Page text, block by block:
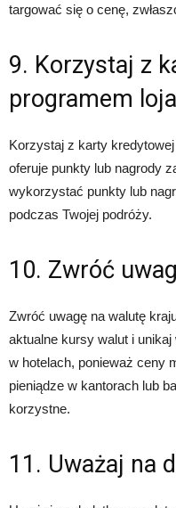
targować się o cenę,
9. Korzystaj z
programem
Korzystaj z karty
oferuje punkty lub nagrody
wykorzystać punkty lub
podczas Twojej podróży.
10. Zwróć
Zwróć uwagę na walutę
aktualne kursy walut i
w hotelach, ponieważ ceny
pieniądze w kantorach lub
korzystne.
11. Uważaj na